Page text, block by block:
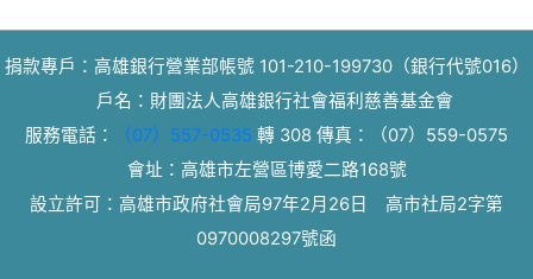
捐款專戶：高雄銀行營業部帳號 101-210-199730（銀行代號016）
戶名：財團法人高雄銀行社會福利慈善基金會
服務電話：
（07）557-0535 轉 308 傳真：
（07）559-0575
會址：高雄市左營區博愛二路168號
設立許可：高雄市政府社會局97年2月26日 高市社局2字第
0970008297號函